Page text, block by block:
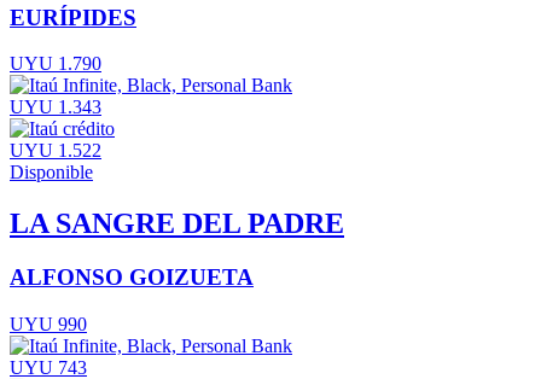
EURÍPIDES
UYU 1.790
UYU 1.343
UYU 1.522
Disponible
LA SANGRE DEL PADRE
ALFONSO GOIZUETA
UYU 990
UYU 743